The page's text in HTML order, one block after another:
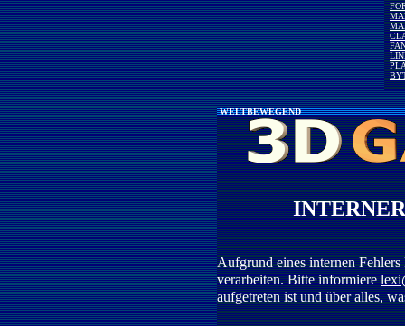
WELTBEWEGEND
Aufgrund eines internen
verarbeiten. Bitte informiere
aufgetreten ist und über alles,